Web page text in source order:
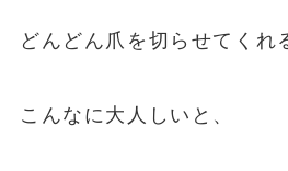
どんどん爪を切らせてくれ
こんなに大人しいと、